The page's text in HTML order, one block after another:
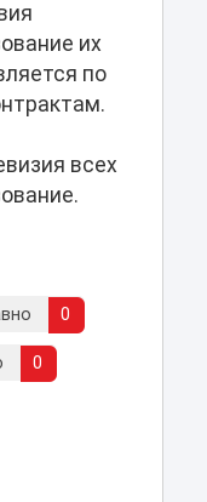
их
по
всех
0
0